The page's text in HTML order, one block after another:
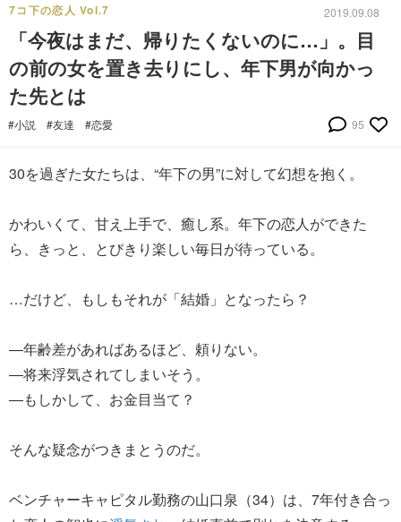
7コ下の恋人 Vol.7 2019.09.08
「今夜はまだ、帰りたくないのに…」。目
の前の女を置き去りにし、年下男が向かっ
た先とは
#小説 #友達 #恋愛 95
30を過ぎた女たちは、“年下の男”に対して幻想を抱く。
かわいくて、甘え上手で、癒し系。年下の恋人ができた
ら、きっと、とびきり楽しい毎日が待っている。
…だけど、もしもそれが「結婚」となったら？
―年齢差があればあるほど、頼りない。
―将来浮気されてしまいそう。
―もしかして、お金目当て？
そんな疑念がつきまとうのだ。
ベンチャーキャピタル勤務の山口泉（34）は、7年付き合っ